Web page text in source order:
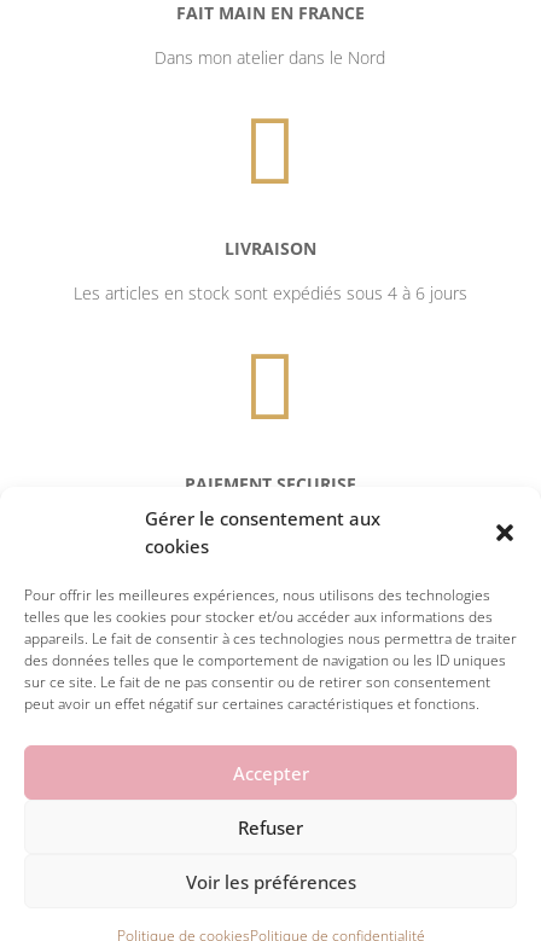
Gérer le consentement aux
cookies
Pour offrir les meilleures expériences, nous utilisons des technologies
telles que les cookies pour stocker et/ou accéder aux informations des
appareils. Le fait de consentir à ces technologies nous permettra de traiter
des données telles que le comportement de navigation ou les ID uniques
sur ce site. Le fait de ne pas consentir ou de retirer son consentement
peut avoir un effet négatif sur certaines caractéristiques et fonctions.
Accepter
Refuser
Voir les préférences
Politique de cookiesPolitique de confidentialité
FAIT MAIN EN FRANCE
Dans mon atelier dans le Nord

LIVRAISON
Les articles en stock sont expédiés sous 4 à 6 jours

PAIEMENT SECURISE
Réglez en toute sécurité par carte
© 2026 la petite julie. Tous droits réservés.
 